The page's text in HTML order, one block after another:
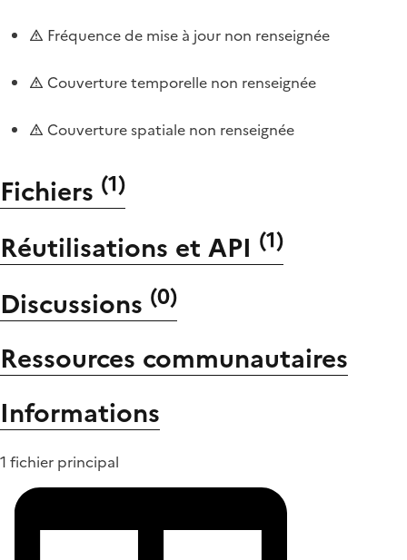
Fréquence de mise à jour non renseignée
Couverture temporelle non renseignée
Couverture spatiale non renseignée
Fichiers (1)
Réutilisations et API (1)
Discussions (0)
Ressources communautaires
Informations
1 fichier principal